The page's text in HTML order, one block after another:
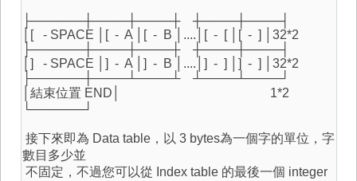
├──────┼────┼────┼ ┼────┼────┤
│[ - SPACE │[ - A │[ - B │....│[ - [ │[ - ] │32*2
├──────┼────┼────┼ ┼────┼────┤
│] - SPACE │] - A │] - B │....│] - ] │] - ] │32*2
├──────┼────┴────┴ ┴────┴────┘
│結束位置 END│ 1*2
└──────┘
接下來即為 Data table，以 3 bytes為一個字的單位，字
數目多少並
不固定，不過您可以從 Index table 的最後一個 integer